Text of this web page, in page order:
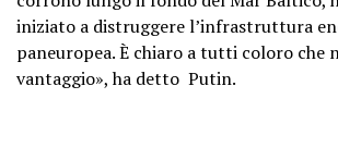
iniziato a distruggere l’infrastruttura
paneuropea. È chiaro a tutti coloro che
vantaggio», ha detto Putin.